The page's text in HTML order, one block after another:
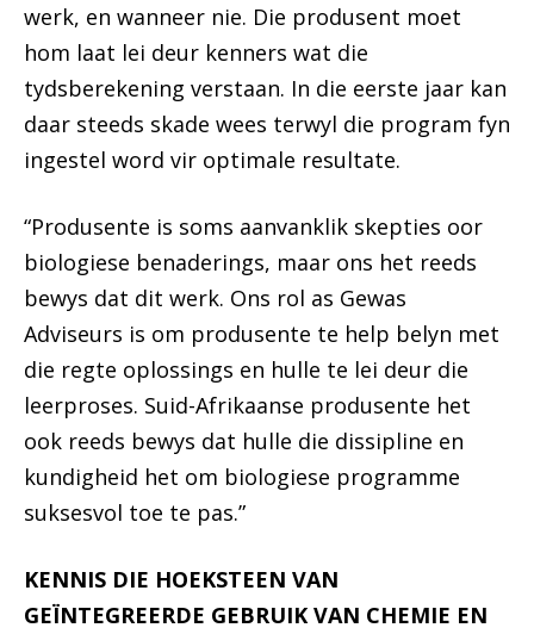
werk, en wanneer nie. Die produsent moet
hom laat lei deur kenners wat die
tydsberekening verstaan. In die eerste jaar kan
daar steeds skade wees terwyl die program fyn
ingestel word vir optimale resultate.
“Produsente is soms aanvanklik skepties oor
biologiese benaderings, maar ons het reeds
bewys dat dit werk. Ons rol as Gewas
Adviseurs is om produsente te help belyn met
die regte oplossings en hulle te lei deur die
leerproses. Suid-Afrikaanse produsente het
ook reeds bewys dat hulle die dissipline en
kundigheid het om biologiese programme
suksesvol toe te pas.”
KENNIS DIE HOEKSTEEN VAN
GEÏNTEGREERDE GEBRUIK VAN CHEMIE EN